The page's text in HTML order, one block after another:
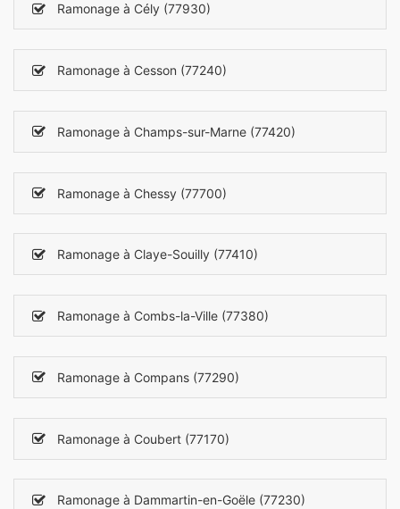
Ramonage à Cély (77930)
Ramonage à Cesson (77240)
Ramonage à Champs-sur-Marne (77420)
Ramonage à Chessy (77700)
Ramonage à Claye-Souilly (77410)
Ramonage à Combs-la-Ville (77380)
Ramonage à Compans (77290)
Ramonage à Coubert (77170)
Ramonage à Dammartin-en-Goële (77230)